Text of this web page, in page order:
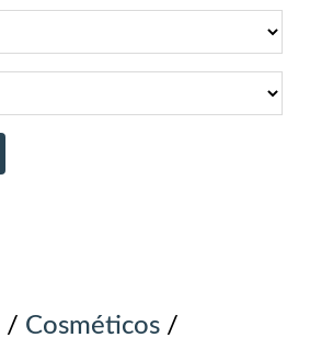
/ Cosméticos /